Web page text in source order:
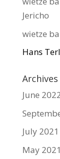
Jericho
wietze
Hans
Archives
June
July 2021
May 2021